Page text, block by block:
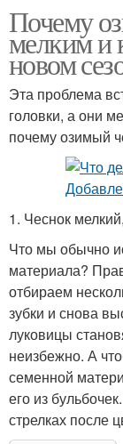
Почему
мелким и
новом
Эта проблема
головки, а они
почему озимый
1. Чеснок
Что мы обычно
материала?
отбираем
зубки и снова
луковицы
неизбежно. А
семенной
его из
стрелках после